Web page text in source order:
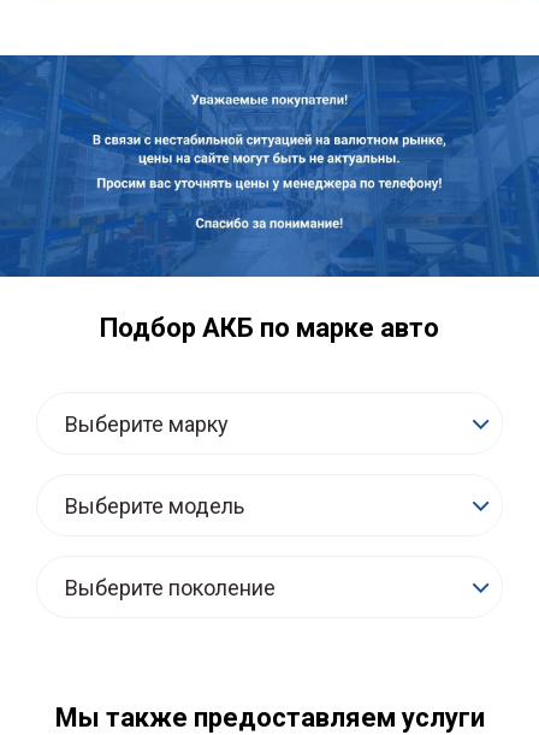
Подбор АКБ по марке авто
Выберите марку
Выберите модель
Выберите поколение
Мы также предоставляем услуги